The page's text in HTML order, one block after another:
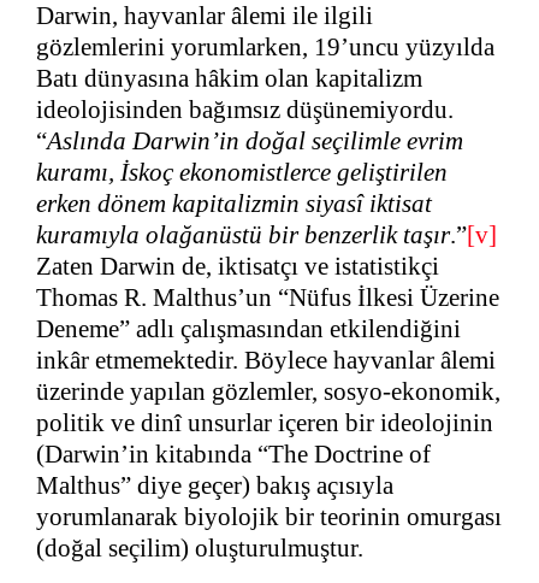
Darwin, hayvanlar âlemi ile ilgili
gözlemlerini yorumlarken, 19’uncu yüzyılda
Batı dünyasına hâkim olan kapitalizm
ideolojisinden bağımsız düşünemiyordu.
“Aslında Darwin’in doğal seçilimle evrim
kuramı, İskoç ekonomistlerce geliştirilen
erken dönem kapitalizmin siyasî iktisat
kuramıyla olağanüstü bir benzerlik taşır.”[v]
Zaten Darwin de, iktisatçı ve istatistikçi
Thomas R. Malthus’un “Nüfus İlkesi Üzerine
Deneme” adlı çalışmasından etkilendiğini
inkâr etmemektedir. Böylece hayvanlar âlemi
üzerinde yapılan gözlemler, sosyo-ekonomik,
politik ve dinî unsurlar içeren bir ideolojinin
(Darwin’in kitabında “The Doctrine of
Malthus” diye geçer) bakış açısıyla
yorumlanarak biyolojik bir teorinin omurgası
(doğal seçilim) oluşturulmuştur.